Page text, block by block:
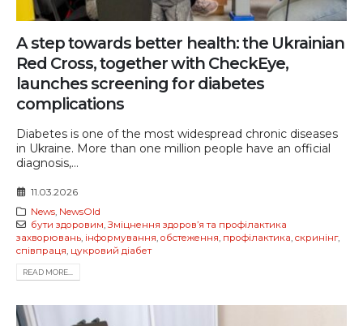
A step towards better health: the Ukrainian
Red Cross, together with CheckEye,
launches screening for diabetes
complications
Diabetes is one of the most widespread chronic diseases
in Ukraine. More than one million people have an official
diagnosis,...
11.03.2026
News, NewsOld
бути здоровим Зміцнення здоров’я та профілактика
захворювань інформування обстеження профілактика скринінг,
співпраця цукровий діабет
READ MORE...